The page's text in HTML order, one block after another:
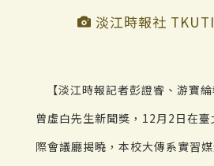
淡江時報社
【淡江時報記者彭證睿、游寶
曾虛白先生新聞獎，12月2日在
際會議廳揭曉，本校大傳系實習